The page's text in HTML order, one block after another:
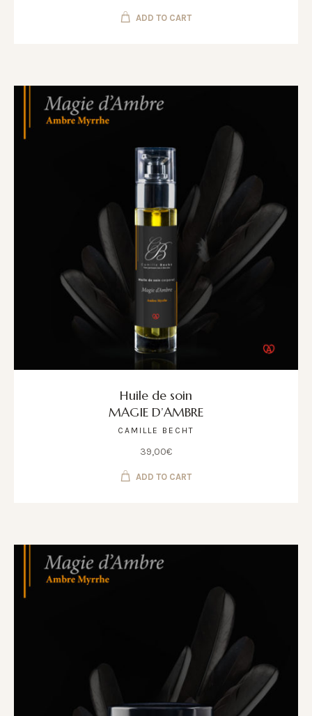
ADD TO CART
Huile de soin
MAGIE D’AMBRE
CAMILLE BECHT
39,00€
ADD TO CART